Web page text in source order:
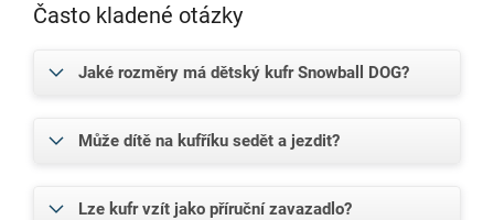
Často kladené otázky
Jaké rozměry má dětský kufr Snowball DOG?
Může dítě na kufříku sedět a jezdit?
Lze kufr vzít jako příruční zavazadlo?